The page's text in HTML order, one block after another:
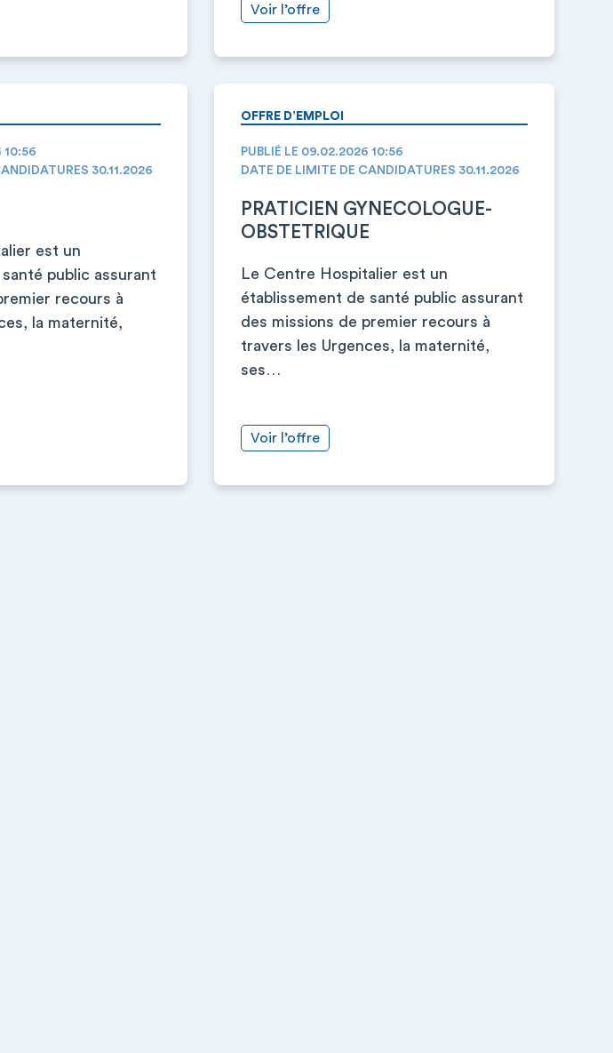
Voir l’offre
10:56
30.11.2026
est un
public assurant
recours à
la maternité,
OFFRE D’EMPLOI
PUBLIÉ LE 09.02.2026 10:56
DATE DE LIMITE DE CANDIDATURES 30.11.2026
PRATICIEN GYNECOLOGUE-
OBSTETRIQUE
Le Centre Hospitalier est un
établissement de santé public assurant
des missions de premier recours à
travers les Urgences, la maternité,
ses…
Voir l’offre